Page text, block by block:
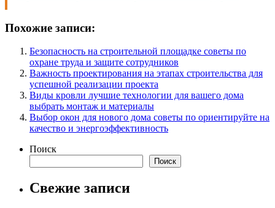
Похожие записи:
Безопасность на строительной площадке советы по
охране труда и защите сотрудников
Важность проектирования на этапах строительства для
успешной реализации проекта
Виды кровли лучшие технологии для вашего дома
выбрать монтаж и материалы
Выбор окон для нового дома советы по ориентируйте на
качество и энергоэффективность
Поиск
Поиск
Свежие записи